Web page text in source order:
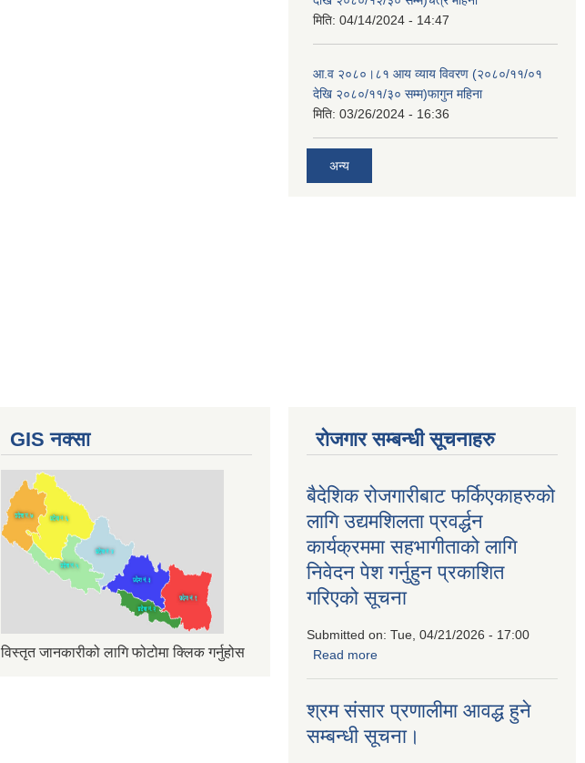
मिति: 04/14/2024 - 14:47
आ.व २०८०।८१ आय व्याय विवरण (२०८०/११/०१
देखि २०८०/११/३० सम्म)फागुन महिना
मिति: 03/26/2024 - 16:36
अन्य
GIS नक्सा
विस्तृत जानकारीको लागि फोटोमा क्लिक गर्नुहोस
रोजगार सम्बन्धी सूचनाहरु
बैदेशिक रोजगारीबाट फर्किएकाहरुको
लागि उद्यमशिलता प्रवर्द्धन
कार्यक्रममा सहभागीताको लागि
निवेदन पेश गर्नुहुन प्रकाशित
गरिएको सूचना
Submitted on: Tue, 04/21/2026 - 17:00
Read more
लागि उद्यमशिलता प्रवर्द्धन कार्यक्रममा
गरिएको सूचना
श्रम संसार प्रणालीमा आवद्ध हुने
सम्बन्धी सूचना।